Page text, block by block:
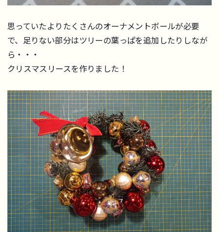
思っていたよりたくさんのオーナメントボールが必要
で、足りない部分はツリーの葉っぱを追加したりしなが
ら・・・
クリスマスリースを作りました！